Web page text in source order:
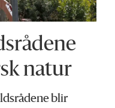
natur
blir